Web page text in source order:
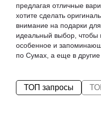
предлагая отличные
хотите сделать
внимание на подарки
идеальный выбор, чтобы
особенное и
по Сумах, а еще в
ТОП запросы